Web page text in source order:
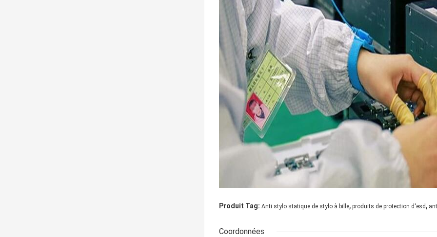
Produit Tag: Anti stylo statique de stylo à bille, produits de protection d'esd ,
Coordonnées